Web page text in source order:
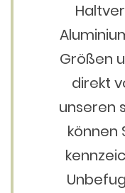
Größen
direkt
unseren
können